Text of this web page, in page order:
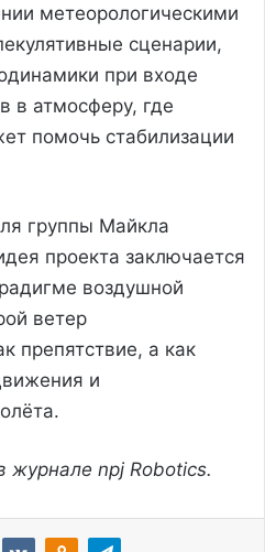
метеорологическими
сценарии,
при входе
в атмосферу, где
помочь стабилизации
группы Майкла
проекта заключается
воздушной
ветер
препятствие, а как
и
журнале npj Robotics.